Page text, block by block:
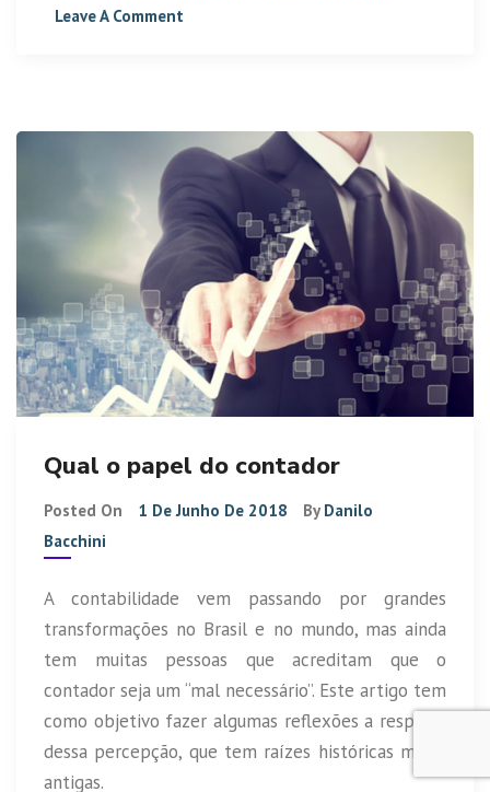
Leave A Comment
Qual o papel do contador
Posted On 1 De Junho De 2018 By Danilo
Bacchini
A contabilidade vem passando por grandes
transformações no Brasil e no mundo, mas ainda
tem muitas pessoas que acreditam que o
contador seja um “mal necessário”. Este artigo tem
como objetivo fazer algumas reflexões a respeito
dessa percepção, que tem raízes históricas muito
antigas.